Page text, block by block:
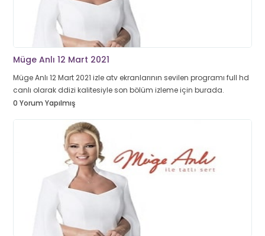
Müge Anlı 12 Mart 2021
Müge Anlı 12 Mart 2021 izle atv ekranlarının sevilen programı full hd
canlı olarak ddizi kalitesiyle son bölüm izleme için burada.
0 Yorum Yapılmış